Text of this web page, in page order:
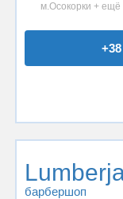
м.Осокорки + ещё
барбершоп